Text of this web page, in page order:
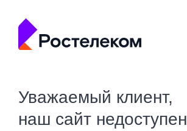
Уважаемый клиент,
наш сайт недоступен